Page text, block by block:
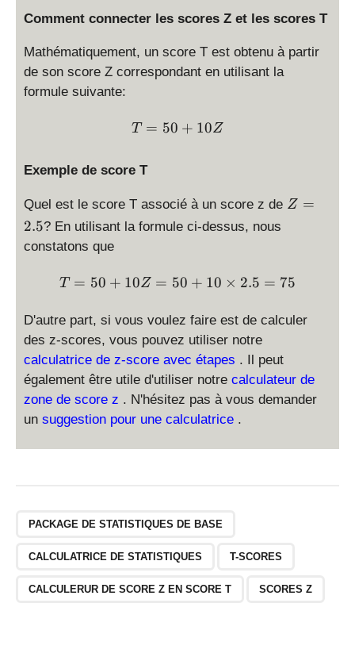
Comment connecter les scores Z et les scores T
Mathématiquement, un score T est obtenu à partir
de son score Z correspondant en utilisant la
formule suivante:
T = 50 + 10Z
T = 50 + 10Z
Exemple de score T
Quel est le score T associé à un score z de Z
Z =
2.5? En utilisant la formule ci-dessus, nous
constatons que
T = 50 + 10Z = 50 + 10
T = 50 + 10Z = 50 + 10 × 2.5 = 75
D'autre part, si vous voulez faire est de calculer
des z-scores, vous pouvez utiliser notre
calculatrice de z-score avec étapes . Il peut
également être utile d'utiliser notre calculateur de
zone de score z . N'hésitez pas à vous demander
un suggestion pour une calculatrice .
PACKAGE DE STATISTIQUES DE BASE
CALCULATRICE DE STATISTIQUES T-SCORES
CALCULERUR DE SCORE Z EN SCORE T SCORES Z